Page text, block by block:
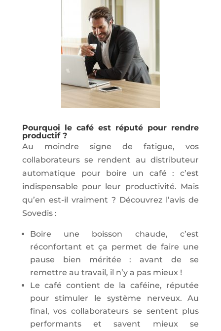
Pourquoi le café est réputé pour rendre
productif ?
Au moindre signe de fatigue, vos
collaborateurs se rendent au distributeur
automatique pour boire un café : c’est
indispensable pour leur productivité. Mais
qu’en est-il vraiment ? Découvrez l’avis de
Sovedis :
Boire une boisson chaude, c’est
réconfortant et ça permet de faire une
pause bien méritée : avant de se
remettre au travail, il n’y a pas mieux !
Le café contient de la caféine, réputée
pour stimuler le système nerveux. Au
final, vos collaborateurs se sentent plus
performants et savent mieux se